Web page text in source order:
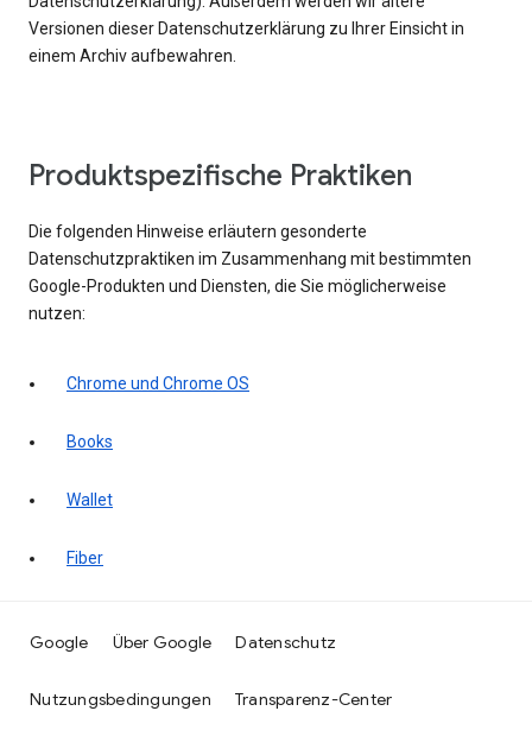
Versionen dieser Datenschutzerklärung zu Ihrer Einsicht in
einem Archiv aufbewahren.
Produktspezifische Praktiken
Die folgenden Hinweise erläutern gesonderte
Datenschutzpraktiken im Zusammenhang mit bestimmten
Google-Produkten und Diensten, die Sie möglicherweise
nutzen:
Chrome und Chrome OS
Books
Wallet
Fiber
Google Über Google Datenschutz
Nutzungsbedingungen Transparenz-Center